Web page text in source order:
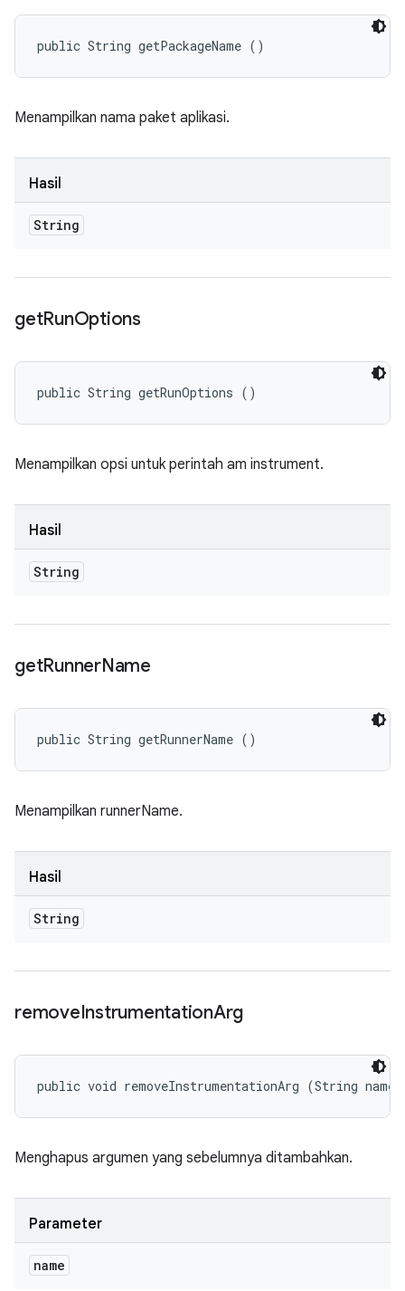
public String getPackageName ()
Menampilkan nama paket aplikasi.
Hasil
String
getRunOptions
public String getRunOptions ()
Menampilkan opsi untuk perintah am instrument.
Hasil
String
getRunnerName
public String getRunnerName ()
Menampilkan runnerName.
Hasil
String
removeInstrumentationArg
public void removeInstrumentationArg (String name)
Menghapus argumen yang sebelumnya ditambahkan.
Parameter
name